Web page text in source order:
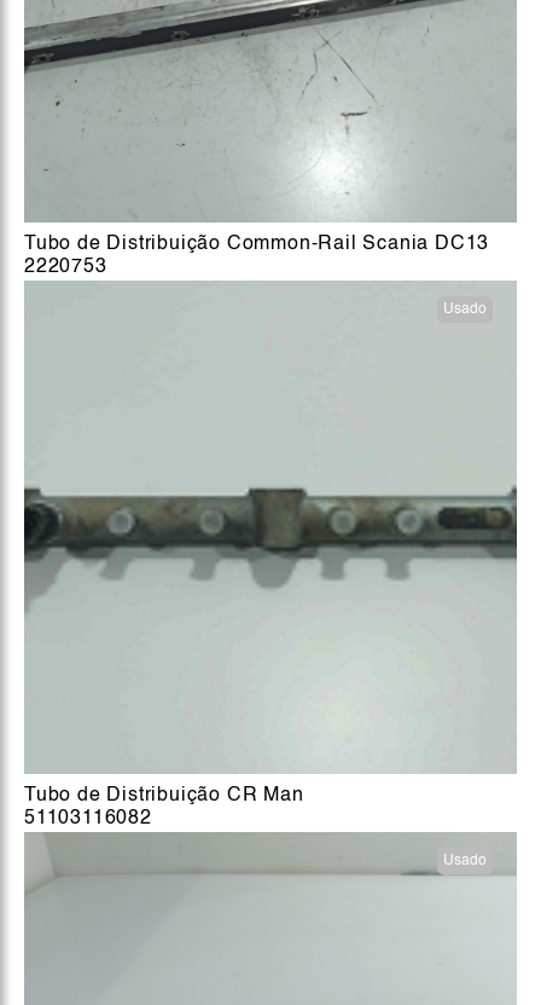
Tubo de Distribuição Common-Rail Scania DC13
2220753
Usado
Tubo de Distribuição CR Man
51103116082
Usado